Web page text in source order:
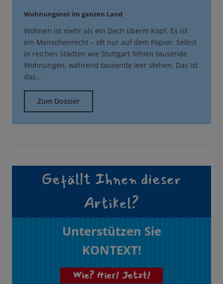
Wohnungsnot im ganzen Land
Wohnen ist mehr als ein Dach überm Kopf. Es ist
ein Menschenrecht – oft nur auf dem Papier. Selbst
in reichen Städten wie Stuttgart fehlen tausende
Wohnungen, während tausende leer stehen. Das ist
das…
Zum Dossier
Gefällt Ihnen dieser
Artikel?
Unterstützen Sie
KONTEXT!
Wie? Hier! Jetzt!